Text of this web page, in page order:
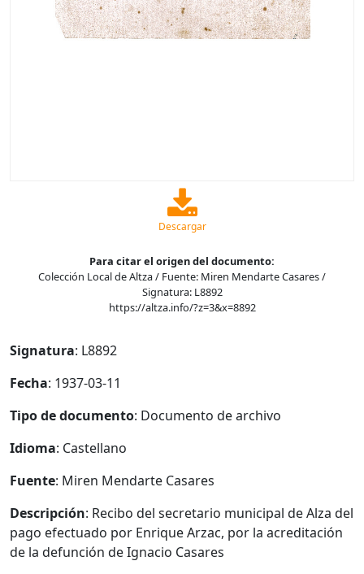
Descargar
Para citar el origen del documento:
Colección Local de Altza / Fuente: Miren Mendarte Casares /
Signatura: L8892
https://altza.info/?z=3&x=8892
Signatura: L8892
Fecha: 1937-03-11
Tipo de documento: Documento de archivo
Idioma: Castellano
Fuente: Miren Mendarte Casares
Descripción: Recibo del secretario municipal de Alza del
pago efectuado por Enrique Arzac, por la acreditación
de la defunción de Ignacio Casares